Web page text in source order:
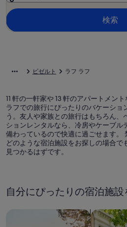
検索
ビゼルト ラフ ラフ
11 軒の一軒家や 13 軒のアパートメン
ラフでの旅行にぴったりのバケーショ
う。友人や家族との旅行はもちろん、
ションレンタルなら、冷房やケーブル
備わっているので快適に過ごせます。
どのような宿泊施設をお探しの場合で
見つかるはずです。
自分にぴったりの宿泊施設
コンドミ